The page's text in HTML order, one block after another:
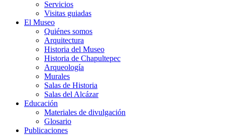
Servicios
Visitas guiadas
El Museo
Quiénes somos
Arquitectura
Historia del Museo
Historia de Chapultepec
Arqueología
Murales
Salas de Historia
Salas del Alcázar
Educación
Materiales de divulgación
Glosario
Publicaciones